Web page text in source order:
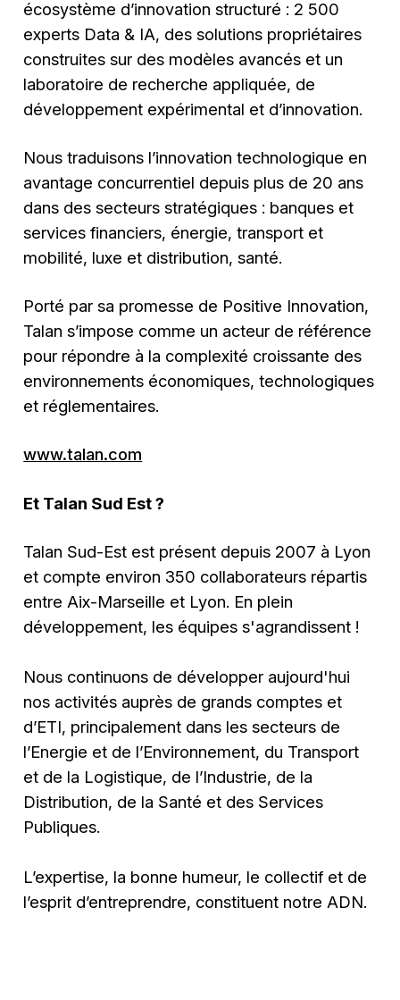
écosystème d’innovation structuré : 2 500
experts Data & IA, des solutions propriétaires
construites sur des modèles avancés et un
laboratoire de recherche appliquée, de
développement expérimental et d’innovation.
Nous traduisons l’innovation technologique en
avantage concurrentiel depuis plus de 20 ans
dans des secteurs stratégiques : banques et
services financiers, énergie, transport et
mobilité, luxe et distribution, santé.
Porté par sa promesse de Positive Innovation,
Talan s’impose comme un acteur de référence
pour répondre à la complexité croissante des
environnements économiques, technologiques
et réglementaires.
www.talan.com
Et Talan Sud Est ?
Talan Sud-Est est présent depuis 2007 à Lyon
et compte environ 350 collaborateurs répartis
entre Aix-Marseille et Lyon. En plein
développement, les équipes s'agrandissent !
Nous continuons de développer aujourd'hui
nos activités auprès de grands comptes et
d’ETI, principalement dans les secteurs de
l’Energie et de l’Environnement, du Transport
et de la Logistique, de l’Industrie, de la
Distribution, de la Santé et des Services
Publiques.
L’expertise, la bonne humeur, le collectif et de
l’esprit d’entreprendre, constituent notre ADN.